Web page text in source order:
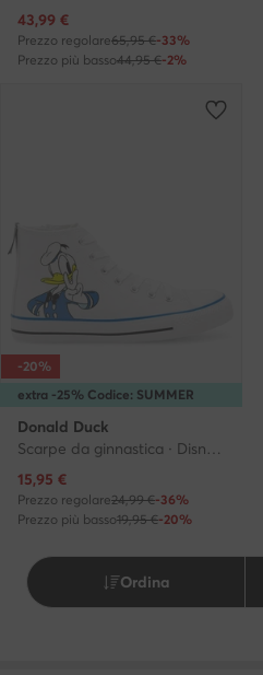
Prezzo attuale
43,99 €
Prezzo regolare65,95 €-33%
Prezzo più basso44,95 €-2%
extra -25% Codice: SUMMER
-20%
Donald Duck
Prezzo attuale
15,95 €
Prezzo regolare24,99 €-36%
Prezzo più basso19,95 €-20%
Ordina